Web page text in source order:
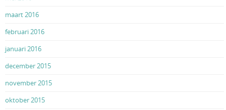
maart 2016
februari 2016
januari 2016
december 2015
november 2015
oktober 2015